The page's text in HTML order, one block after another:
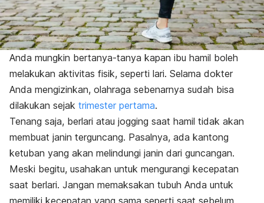
Anda mungkin bertanya-tanya kapan ibu hamil boleh
melakukan aktivitas fisik, seperti lari. Selama dokter
Anda mengizinkan, olahraga sebenarnya sudah bisa
dilakukan sejak trimester pertama.
Tenang saja, berlari atau jogging saat hamil tidak akan
membuat janin terguncang. Pasalnya, ada kantong
ketuban yang akan melindungi janin dari guncangan.
Meski begitu, usahakan untuk mengurangi kecepatan
saat berlari. Jangan memaksakan tubuh Anda untuk